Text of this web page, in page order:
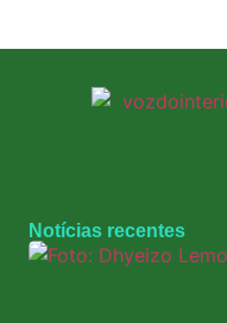
Notícias recentes